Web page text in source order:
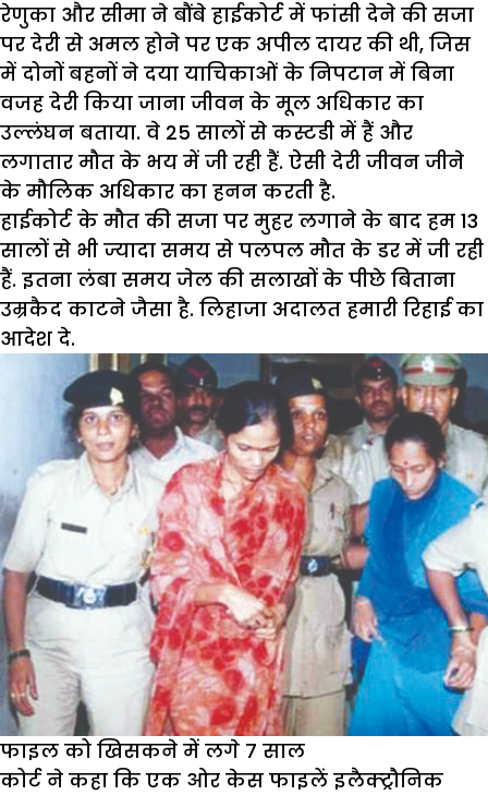
रेणुका और सीमा ने बौंबे हाईकोर्ट में फांसी देने की सजा
पर देरी से अमल होने पर एक अपील दायर की थी, जिस
में दोनों बहनों ने दया याचिकाओं के निपटान में बिना
वजह देरी किया जाना जीवन के मूल अधिकार का
उल्लंघन बताया. वे 25 सालों से कस्टडी में हैं और
लगातार मौत के भय में जी रही हैं. ऐसी देरी जीवन जीने
के मौलिक अधिकार का हनन करती है.
हाईकोर्ट के मौत की सजा पर मुहर लगाने के बाद हम 13
सालों से भी ज्यादा समय से पलपल मौत के डर में जी रही
हैं. इतना लंबा समय जेल की सलाखों के पीछे बिताना
उम्रकैद काटने जैसा है. लिहाजा अदालत हमारी रिहाई का
आदेश दे.
फाइल को खिसकने में लगे 7 साल
कोर्ट ने कहा कि एक ओर केस फाइलें इलैक्ट्रौनिक